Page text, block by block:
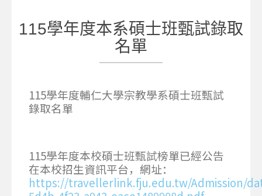
115學年度本系碩士班甄試錄取
名單
115學年度輔仁大學宗教學系碩士班甄試
錄取名單
115學年度本校碩士班甄試榜單已經公告
在本校招生資訊平台，網址：
https://travellerlink.fju.edu.tw/Admission/